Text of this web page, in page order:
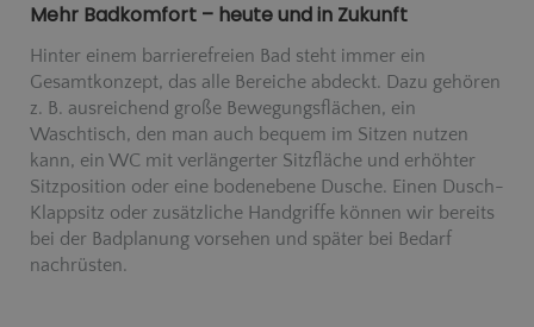
Mehr Badkomfort – heute und in Zukunft
Hinter einem barrierefreien Bad steht immer ein
Gesamtkonzept, das alle Bereiche abdeckt. Dazu gehören
z. B. ausreichend große Bewegungsflächen, ein
Waschtisch, den man auch bequem im Sitzen nutzen
kann, ein WC mit verlängerter Sitzfläche und erhöhter
Sitzposition oder eine bodenebene Dusche. Einen Dusch-
Klappsitz oder zusätzliche Handgriffe können wir bereits
bei der Badplanung vorsehen und später bei Bedarf
nachrüsten.